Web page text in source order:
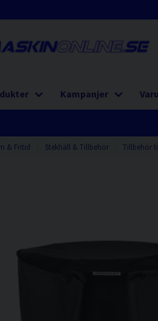
Kampanjer
& Fritid Stekhäll & Tillbehör Tillbehör